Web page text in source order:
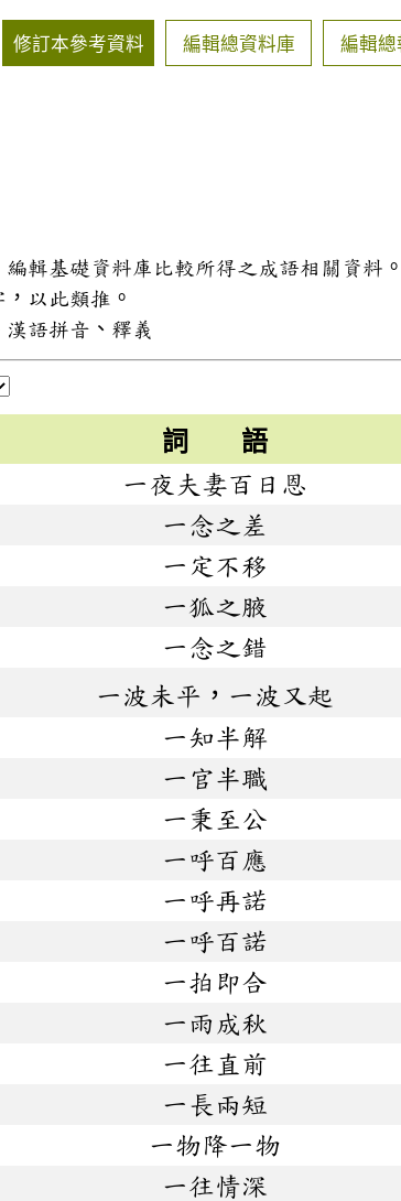
修訂本參考資料 編輯總資料庫 編輯總
輯基礎資料庫比較所得之成語相關資料
以此類推。
語拼音、釋義
詞 語
一夜夫妻百日恩
一念之差
一定不移
一狐之腋
一念之錯
一波未平，一波又起
一知半解
一官半職
一秉至公
一呼百應
一呼再諾
一呼百諾
一拍即合
一雨成秋
一往直前
一長兩短
一物降一物
一往情深